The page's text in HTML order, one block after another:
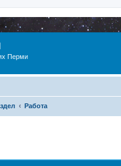
Перми
Работа